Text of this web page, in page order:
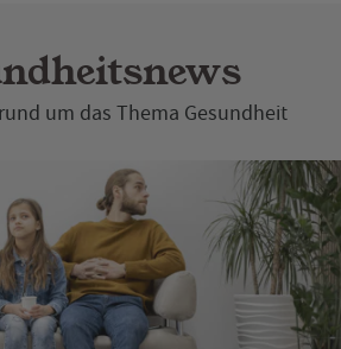
um das Thema Gesundheit